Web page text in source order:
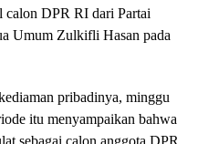
calon DPR RI dari Partai
Umum Zulkifli Hasan pada
pribadinya, minggu
itu menyampaikan bahwa
sebagai calon anggota DPR